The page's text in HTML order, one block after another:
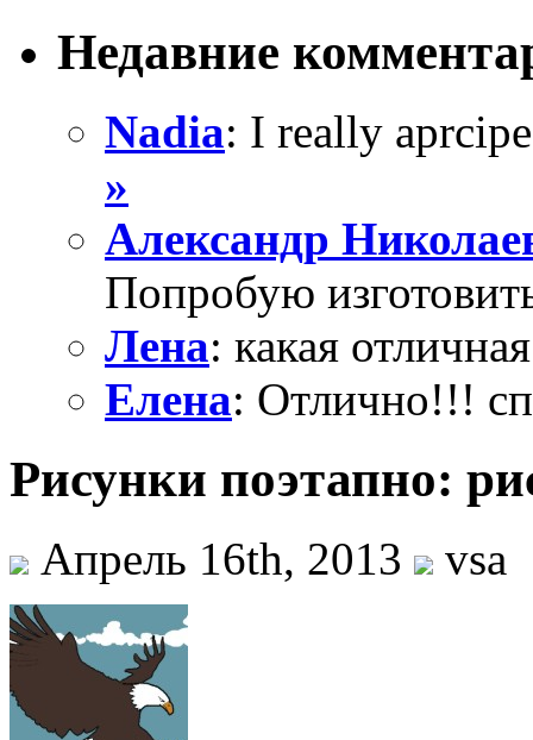
Недавние
Nadia: I really
»
Александр
Попробую
Лена: какая
Елена: Отлично!!!
Рисунки поэтапно:
Апрель 16th, 2013 vsa